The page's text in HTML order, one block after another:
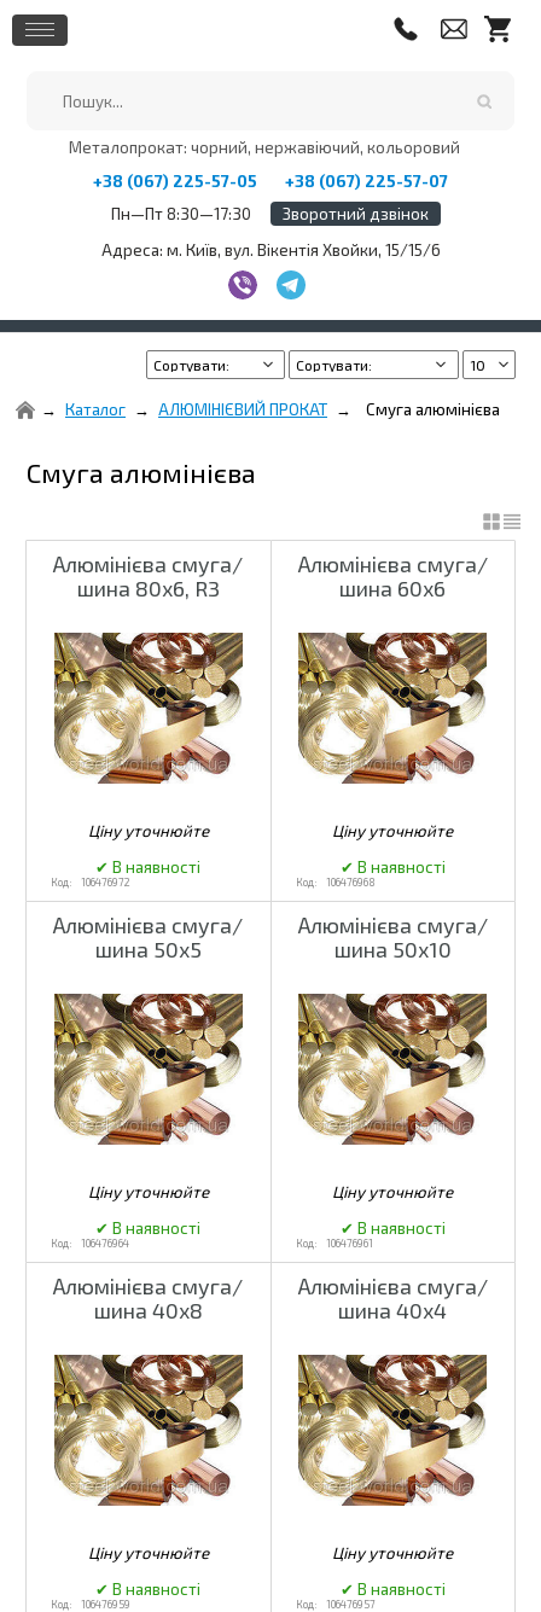
Металопрокат: чорний, нержавіючий, кольоровий
+38 (067) 225-57-05
+38 (067) 225-57-07
Пн—Пт 8:30—17:30
Зворотний дзвінок
Адреса: м. Київ, вул. Вікентія Хвойки, 15/15/6
Каталог АЛЮМІНІЄВИЙ ПРОКАТ Смуга алюмінієва
Смуга алюмінієва
Алюмінієва смуга/
шина 80x6, R3
106476972
Алюмінієва смуга/
шина 60x6
106476968
Алюмінієва смуга/
шина 50x5
106476964
Алюмінієва смуга/
шина 50x10
106476961
Алюмінієва смуга/
шина 40x8
106476959
Алюмінієва смуга/
шина 40x4
106476957